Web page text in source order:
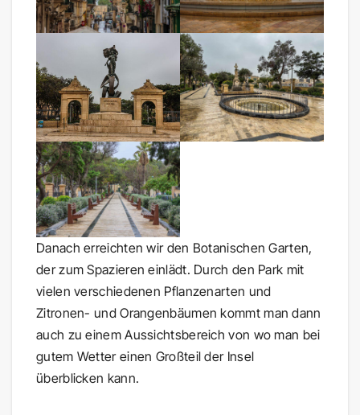
Danach erreichten wir den Botanischen Garten,
der zum Spazieren einlädt. Durch den Park mit
vielen verschiedenen Pflanzenarten und
Zitronen- und Orangenbäumen kommt man dann
auch zu einem Aussichtsbereich von wo man bei
gutem Wetter einen Großteil der Insel
überblicken kann.